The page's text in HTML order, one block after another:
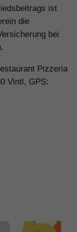
ist
die
bei
Pizzeria
Vintl, GPS: